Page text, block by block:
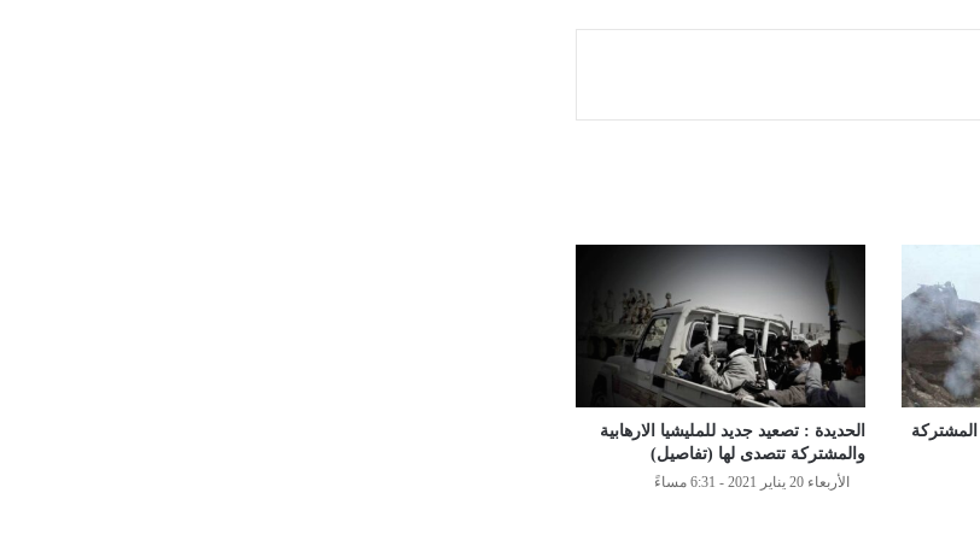
المشتركة
الحديدة : تصعيد جديد للمليشيا الارهابية
والمشتركة تتصدى لها (تفاصيل)
الأربعاء 20 يناير 2021 - 6:31 مساءً